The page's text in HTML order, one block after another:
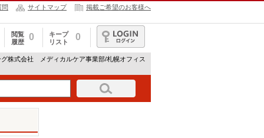
問 サイトマップ 掲載ご希望のお客様へ
閲覧
履歴
0
キープ
リスト
0
ログイン
株式会社 メディカルケア事業部/札幌オフィス